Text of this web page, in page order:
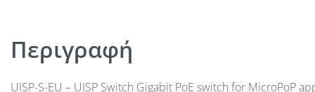
Περιγραφή
UISP-S-EU – UISP Switch Gigabit PoE switch for MicroPoP